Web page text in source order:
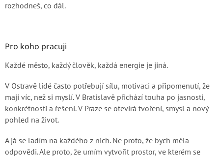
rozhodneš, co dál.
Pro koho pracuji
Každé město, každý člověk, každá energie je jiná.
V Ostravě lidé často potřebují sílu, motivaci a připomenutí, že
mají víc, než si myslí. V Bratislavě přichází touha po jasnosti,
konkrétnosti a řešení. V Praze se otevírá tvoření, smysl a nový
pohled na život.
A já se ladím na každého z nich. Ne proto, že bych měla
odpovědi. Ale proto, že umím vytvořit prostor, ve kterém se